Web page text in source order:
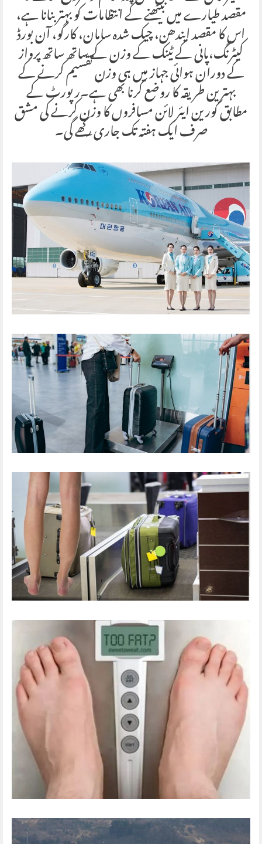
مقصد طیارے میں بیٹھنے کے انتظامات کو بہتر بنانا ہے،
اس کا مقصد ایندھن، چیک شدہ سامان، کارگو، آن بورڈ
کیٹرنگ،پانی کے ٹینک کے وزن کے ساتھ ساتھ پرواز
کے دوران ہوائی جہاز میں ہی وزن تقسیم کرنے کے
بہترین طریقہ کا روضع کرنا بھی ہے۔رپورٹ کے
مطابق کورین ایئر لائن مسافروں کا وزن کرنے کی مشق
صرف ایک ہفتہ تک جاری رکھے گی۔